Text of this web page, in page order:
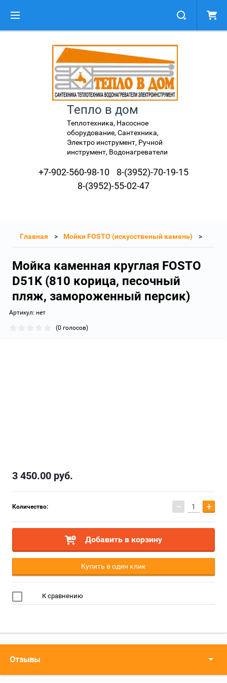
Тепло в дом
Теплотехника, Насосное
оборудование, Сантехника,
Электро инструмент, Ручной
инструмент, Водонагреватели
+7-902-560-98-10
8-(3952)-70-19-15
8-(3952)-55-02-47
Главная Мойки FOSTO (искусственый камень)
Мойка каменная круглая FОSТО
D51K (810 корица, песочный
пляж, замороженный персик)
Артикул: нет
(0 голосов)
3 450.00 руб.
Количество: − +
Добавить в корзину
Купить в один клик
К сравнению
Отзывы